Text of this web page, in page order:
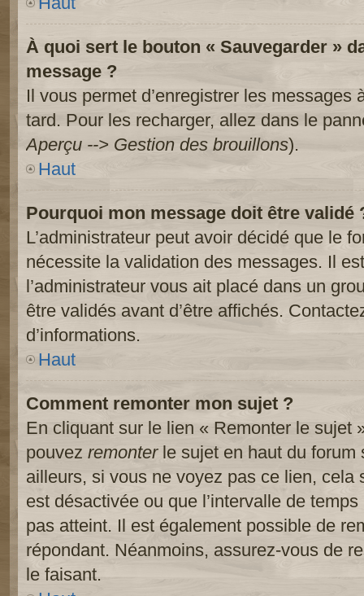
À quoi sert le bouton « Sauvegarder »
message ?
Il vous permet d’enregistrer les messages
tard. Pour les recharger, allez dans le
Aperçu --> Gestion des brouillons).
Haut
Pourquoi mon message doit être validé
L’administrateur peut avoir décidé que le
nécessite la validation des messages. Il
l’administrateur vous ait placé dans un
être validés avant d’être affichés.
d’informations.
Haut
Comment remonter mon sujet ?
En cliquant sur le lien « Remonter le sujet
pouvez remonterle sujet en haut du forum
ailleurs, si vous ne voyez pas ce lien, cela
est désactivée ou que l’intervalle de
pas atteint. Il est également possible de
répondant. Néanmoins, assurez-vous de
le faisant.